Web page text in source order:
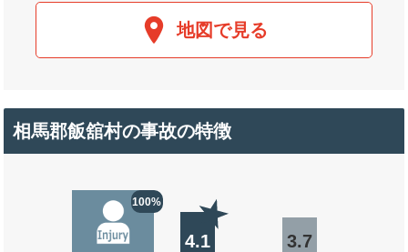
地図で見る
相馬郡飯舘村の事故の特徴
100%
4.1 3.7